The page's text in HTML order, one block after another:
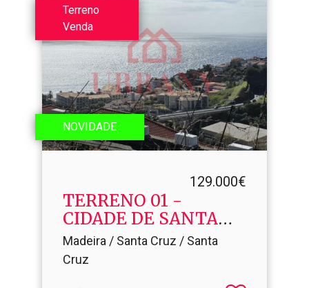
Terreno
Venda
NOVIDADE
129.000€
TERRENO 01 -
CIDADE DE SANTA
CRUZ
Madeira / Santa Cruz / Santa
Cruz